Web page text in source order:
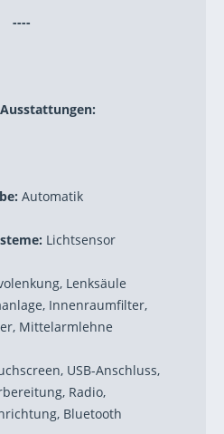
----
Automatik
Lichtsensor
Lenksäule
Innenraumfilter,
Mittelarmlehne
USB-Anschluss,
Radio,
Bluetooth